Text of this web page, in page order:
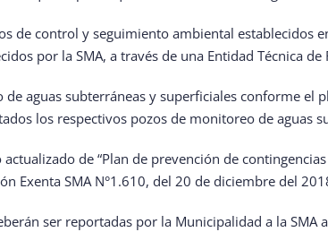
de control y seguimiento ambiental
por la SMA, a través de una Entidad Técnica de
aguas subterráneas y superficiales conforme el
los respectivos pozos de monitoreo de aguas
de “Plan de prevención de
Exenta SMA N°1.610, del 20 de diciembre del
ser reportadas por la Municipalidad a la